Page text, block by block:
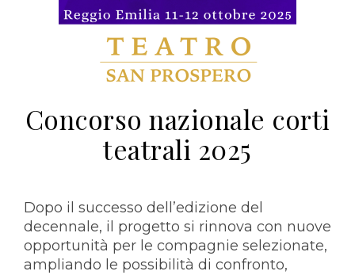
Concorso nazionale corti
teatrali 2025
Dopo il successo dell’edizione del
decennale, il progetto si rinnova con nuove
opportunità per le compagnie selezionate,
ampliando le possibilità di confronto,